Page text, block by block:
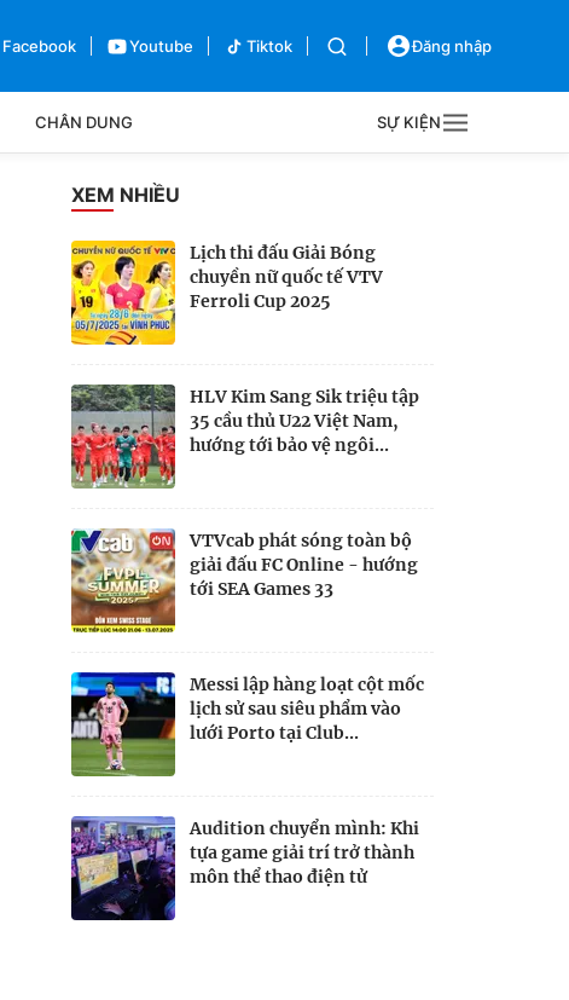
Facebook Youtube Tiktok Đăng nhập
CHÂN DUNG SỰ KIỆN
Bên lề
XEM NHIỀU
Lịch thi đấu Giải Bóng
chuyền nữ quốc tế VTV
Ferroli Cup 2025
HLV Kim Sang Sik triệu tập
35 cầu thủ U22 Việt Nam,
hướng tới bảo vệ ngôi...
VTVcab phát sóng toàn bộ
giải đấu FC Online - hướng
tới SEA Games 33
Messi lập hàng loạt cột mốc
lịch sử sau siêu phẩm vào
lưới Porto tại Club...
Audition chuyển mình: Khi
tựa game giải trí trở thành
môn thể thao điện tử